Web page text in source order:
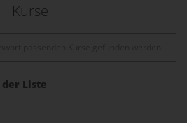
Kurse
Liste